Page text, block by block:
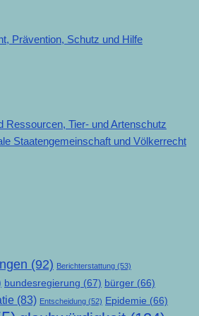
Prävention, Schutz und Hilfe
Ressourcen, Tier- und Artenschutz
Staatengemeinschaft und Völkerrecht
(92) Berichterstattung (53)
bundesregierung (67) bürger (66)
(83) Entscheidung (52) Epidemie (66)